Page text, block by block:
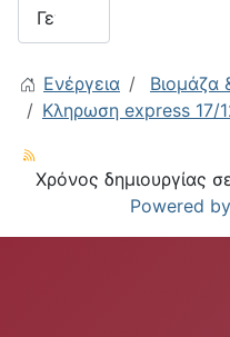
Ενέργεια Βιομάζα
Κληρωση express 17/
Χρόνος δημιουργίας
Powered by